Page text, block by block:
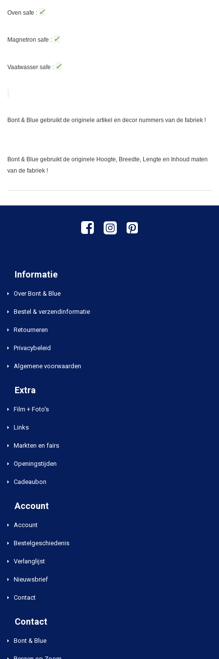
Oven safe : ✓
Magnetron safe : ✓
Vaatwasser safe : ✓
Bont & Blue gebruikt de originele artikel en decor nummers van de fabriek !
Bont & Blue gebruikt de originele Hoogte, Breedte, Lengte en Inhoud maten
van de fabriek !
Informatie
Over Bont & Blue
Bestel & verzendinformatie
Retourneren
Privacybeleid
Algemene voorwaarden
Extra
Film + Foto's
Links
Markten en fairs
Openingstijden
Cadeaubon
Account
Account
Bestelgeschiedenis
Verlanglijst
Nieuwsbrief
Contact
Contact
Bont & Blue